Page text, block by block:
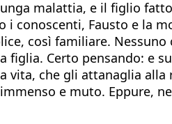
malattia, e il figlio
i conoscenti, Fausto e la
così familiare.
Certo pensando: e
che gli attanaglia
e muto. Eppure,